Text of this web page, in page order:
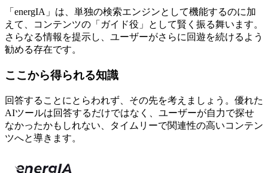
「energIA」は、単独の検索エンジンとして機能するのに加
えて、コンテンツの「ガイド役」として賢く振る舞います。
さらなる情報を提示し、ユーザーがさらに回遊を続けるよう
勧める存在です。
ここから得られる知識
回答することにとらわれず、その先を考えましょう。優れた
AIツールは回答するだけではなく、ユーザーが自力で探せ
なかったかもしれない、タイムリーで関連性の高いコンテン
ツへと導きます。